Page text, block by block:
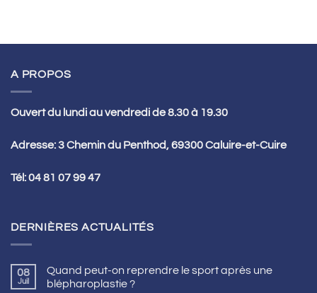
A PROPOS
Ouvert du lundi au vendredi de 8.30 à 19.30
Adresse: 3 Chemin du Penthod, 69300 Caluire-et-Cuire
Tél:04 81 07 99 47
DERNIÈRES ACTUALITÉS
08
Juil
Quand peut-on reprendre le sport après une
blépharoplastie ?